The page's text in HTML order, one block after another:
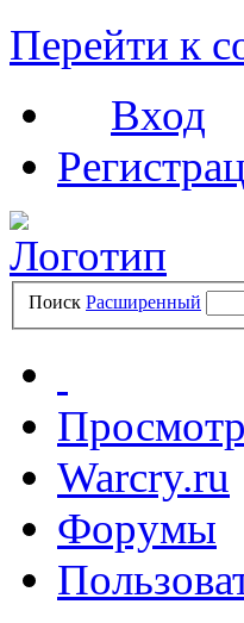
Перейти к
Вход
Поиск Расширенный
Warcry.ru
Форумы